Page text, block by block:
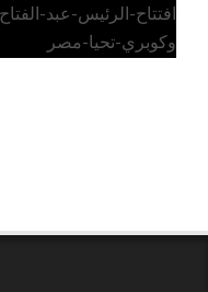
افتتاح-الرئيس-عبد-
وكوبري-تحيا-مصر